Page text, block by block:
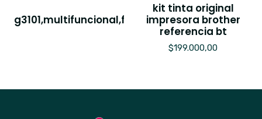
impresora canon
6 meses.
$550.000,00
kit tinta original
impresora brother
referencia bt
$199.000,00